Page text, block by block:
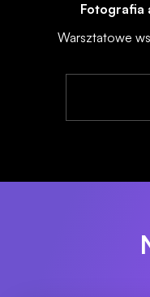
Fotografia
Warsztatowe